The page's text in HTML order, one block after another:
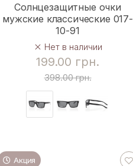
Солнцезащитные очки
мужские классические 017-
10-91
Нет в наличии
199.00 грн.
398.00 грн.
Акция